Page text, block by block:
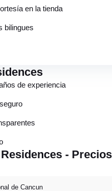
en la tienda
bilingues
de experiencia
-
de Cancun